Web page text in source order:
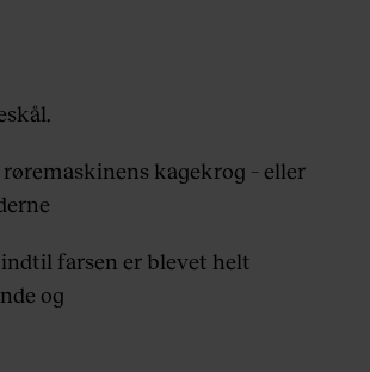
kagekrog – eller
farsen er blevet helt
og